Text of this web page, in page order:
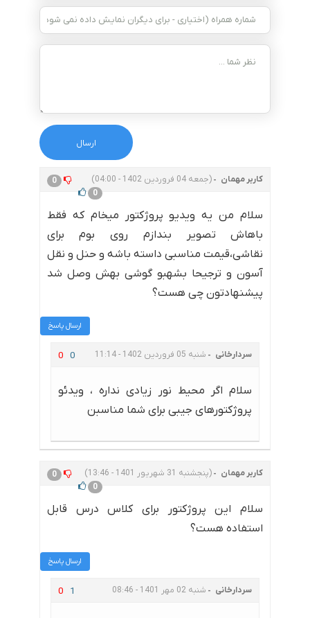
کاربر مهمان (جمعه 04 فروردین 1402 - 04:00)
0
0
سلام من یه ویدیو پروژکتور میخام که فقط
باهاش تصویر بندازم روی بوم برای
نقاشی،قیمت مناسبی داسته باشه و حنل و نقل
آسون و ترجیحا بشهبو گوشی بهش وصل شد
پیشنهادتون چی هست؟
ارسال پاسخ
سردارخانی شنبه 05 فروردین 1402 - 11:14 0 0
سلام اگر محیط نور زیادی نداره ، ویدئو
پروژکتورهای جیبی برای شما مناسبن
کاربر مهمان (پنجشنبه 31 شهریور 1401 - 13:46)
0
0
سلام این پروژکتور برای کلاس درس قابل
استفاده هست؟
ارسال پاسخ
سردارخانی شنبه 02 مهر 1401 - 08:46 0 1